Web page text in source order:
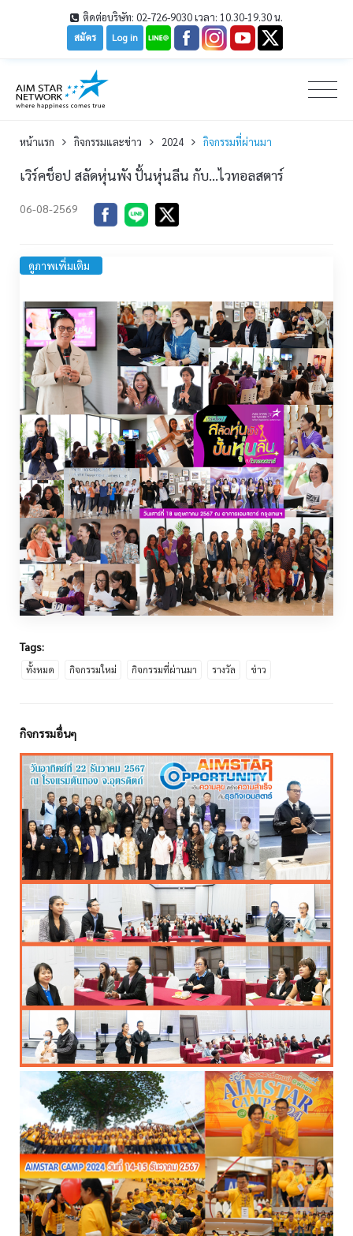
ติดต่อบริษัท: 02-726-9030 เวลา: 10.30-19.30 น.
Log in
สมัคร
หน้าเเรก กิจกรรมและข่าว 2024 กิจกรรมที่ผ่านมา
เวิร์คช็อป สลัดหุ่นพัง ปั้นหุ่นลีน กับ…ไวทอลสตาร์
06-08-2569
ดูภาพเพิ่มเติม
Tags:
ทั้งหมด กิจกรรมใหม่ กิจกรรมที่ผ่านมา รางวัล ข่าว
กิจกรรมอื่นๆ